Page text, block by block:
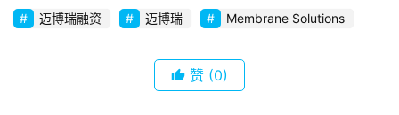
创
企
迈博瑞融资 迈博瑞 Membrane Solutions
赞 (0)